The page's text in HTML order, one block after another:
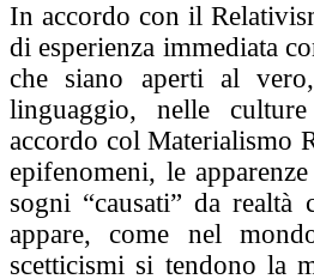
In accordo con il
di esperienza immediata
che siano aperti al
linguaggio, nelle
accordo col Materialismo
epifenomeni, le
sogni “causati” da realtà
appare, come nel
scetticismi si tendono la